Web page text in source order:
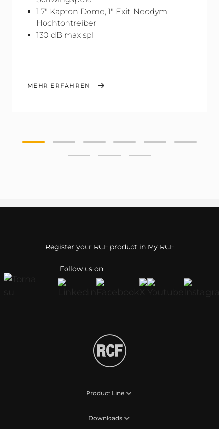
1.7" Kapton Dome, 1" Exit, Neodym
Hochtontreiber
130 dB max spl
MEHR ERFAHREN
Follow us on
Register your RCF product in My RCF
Product Line
Downloads